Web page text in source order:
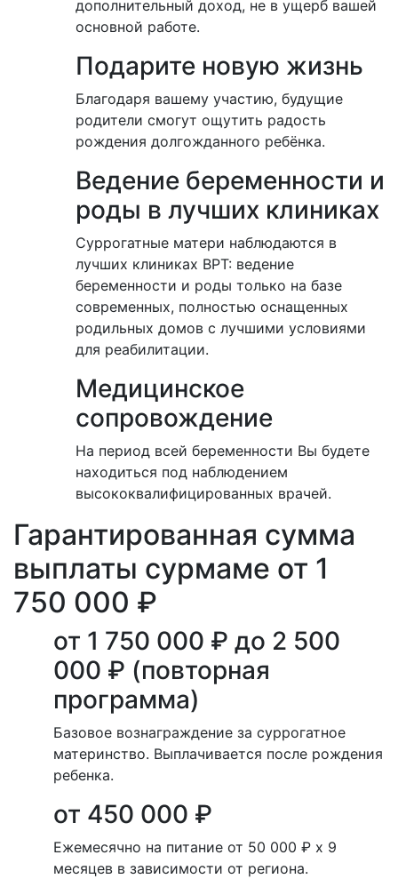
дополнительный доход, не в ущерб вашей
основной работе.
Подарите новую жизнь
Благодаря вашему участию, будущие
родители смогут ощутить радость
рождения долгожданного ребёнка.
Ведение беременности и
роды в лучших клиниках
Суррогатные матери наблюдаются в
лучших клиниках ВРТ: ведение
беременности и роды только на базе
современных, полностью оснащенных
родильных домов с лучшими условиями
для реабилитации.
Медицинское
сопровождение
На период всей беременности Вы будете
находиться под наблюдением
высококвалифицированных врачей.
Гарантированная сумма
выплаты сурмаме от 1
750 000 ₽
от 1 750 000 ₽ до 2 500
000 ₽ (повторная
программа)
Базовое вознаграждение за суррогатное
материнство. Выплачивается после рождения
ребенка.
от 450 000 ₽
Ежемесячно на питание от 50 000 ₽ х 9
месяцев в зависимости от региона.